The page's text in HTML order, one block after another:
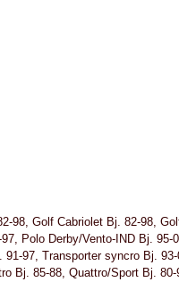
98, Golf Cabriolet Bj. 82-98,
Polo Derby/Vento-IND Bj. 95-
97, Transporter syncro Bj.
Bj. 85-88, Quattro/Sport Bj.